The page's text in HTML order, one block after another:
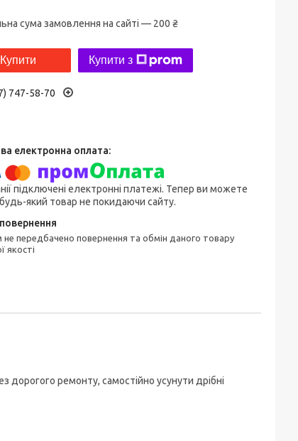
сума замовлення на сайті — 200 ₴
Купити Купити з
747-58-70
підключені електронні платежі. Тепер ви можете
який товар не покидаючи сайту.
якості
ремонту, самостійно усунути дрібні